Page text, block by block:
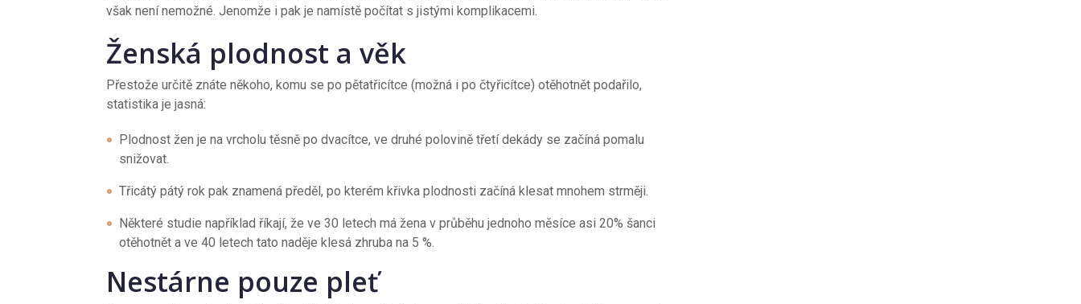
však není nemožné. Jenomže i pak je namístě počítat s jistými komplikacemi.
Ženská plodnost a věk
Přestože určitě znáte někoho, komu se po pětatřicítce (možná i po čtyřicítce) otěhotnět podařilo,
statistika je jasná:
Plodnost žen je na vrcholu těsně po dvacítce, ve druhé polovině třetí dekády se začíná pomalu
snižovat.
Třicátý pátý rok pak znamená předěl, po kterém křivka plodnosti začíná klesat mnohem strměji.
Některé studie například říkají, že ve 30 letech má žena v průběhu jednoho měsíce asi 20% šanci
otěhotnět a ve 40 letech tato naděje klesá zhruba na 5 %.
Nestárne pouze pleť